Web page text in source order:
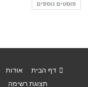
פוסטים נוספים
דף הבית אודות
תצוגת רשימה